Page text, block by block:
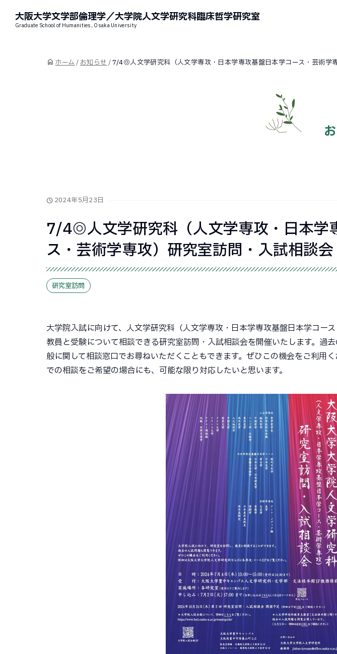
大阪大学文学部倫理学／大学院人文学研究科臨床哲学研究室
Graduate School of Humanities, Osaka University
ホーム/お知らせ/7/4◎人文学研究科（人文学専攻・日本学専攻基盤日本学コース・芸術学
2024年5月23日
7/4◎人文学研究科（人文学専攻・日本学
ス・芸術学専攻）研究室訪問・入試相談会
研究室訪問
大学院入試に向けて、人文学研究科（人文学専攻・日本学専攻基盤日本学コー
教員と受験について相談できる研究室訪問・入試相談会を開催いたします。過
般に関して相談窓口でお尋ねいただくこともできます。ぜひこの機会をご利用
での相談をご希望の場合にも、可能な限り対応したいと思います。